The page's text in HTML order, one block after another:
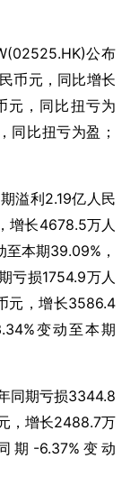
公布
币元，同比增长
元，同比扭亏为
同比扭亏为盈；
溢利2.19亿人民
增长4678.5万人
至本期39.09%，
亏损1754.9万人
元，增长3586.4
变动至本期
同期亏损3344.8
，增长2488.7万
期-6.37%变动